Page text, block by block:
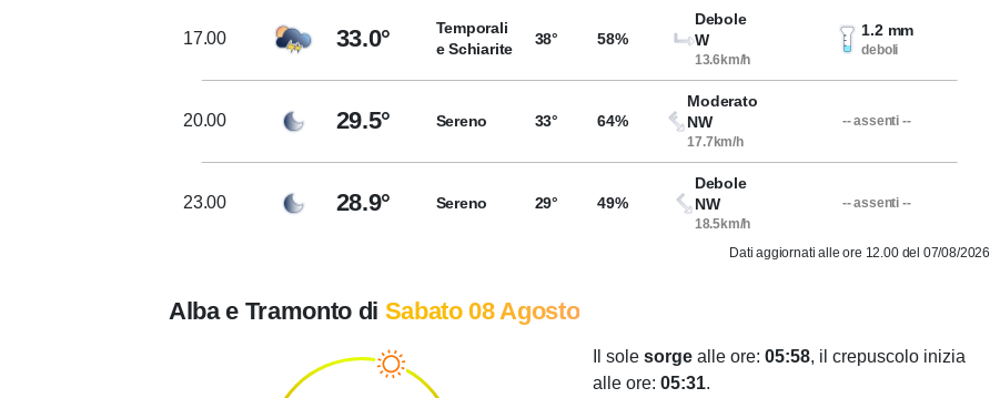
17.00 33.0°
Temporali
e Schiarite
38° 58%
Debole
W
13.6km/h
1.2 mm
deboli
20.00 29.5° Sereno 33° 64%
Moderato
NW
17.7km/h
-- assenti --
23.00 28.9° Sereno 29° 49%
Debole
NW
18.5km/h
-- assenti --
Dati aggiornati alle ore 12.00 del 07/08/2026
Alba e Tramonto di Sabato 08 Agosto
Il sole sorge alle ore: 05:58, il crepuscolo inizia
alle ore: 05:31.